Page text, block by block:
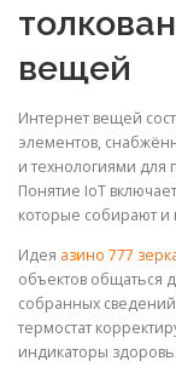
вещей
Интернет вещей
элементов,
и технологиями
Понятие IoT
которые собирают и
Идея азино 777
объектов общаться
собранных
термостат
индикаторы